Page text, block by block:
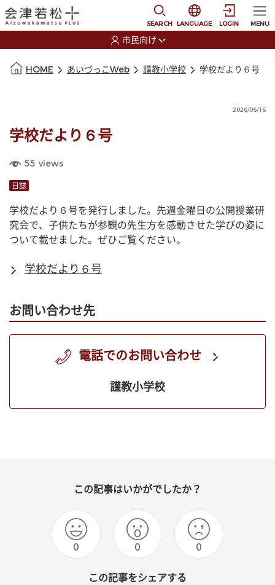
SEARCH
選択すると言語の切
LANGUAGE LOGIN MENU
市民向け
HOME あいづっこWeb 謹教小学校 学校だより６号
2026/06/16
学校だより６号
55 views
日誌
学校だより６号を発行しました。先週金曜日の公開授業研
究会で、子供たちが参観の先生方を感動させた学びの姿に
ついて載せました。ぜひご覧ください。
学校だより６号
お問い合わせ先
電話でのお問い合わせ
謹教小学校
この記事はいかがでしたか？
0 0 0
この記事をシェアする